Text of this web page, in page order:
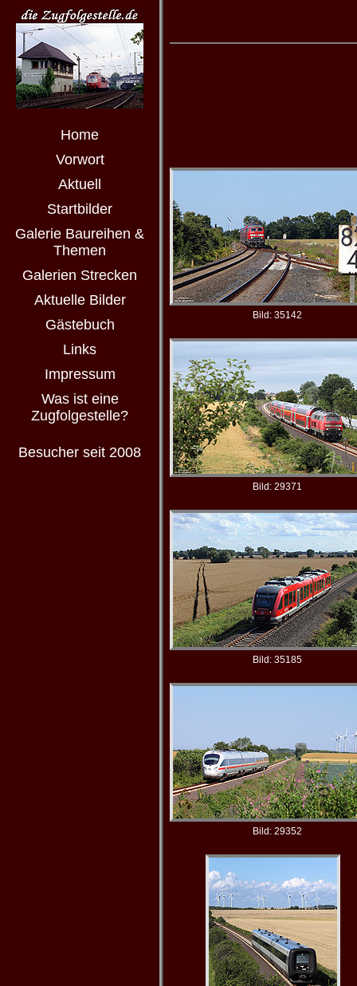
Home
Vorwort
Aktuell
Startbilder
Galerie Baureihen &
Themen
Galerien Strecken
Aktuelle Bilder
Gästebuch
Links
Impressum
Was ist eine
Zugfolgestelle?
Besucher seit 2008
Bild: 35142
Bild: 29371
Bild: 35185
Bild: 29352